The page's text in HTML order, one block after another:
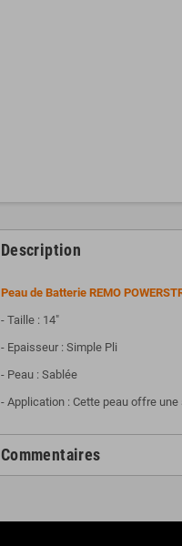
Description
Peau de Batterie REMO
- Taille : 14"
- Epaisseur : Simple Pli
- Peau : Sablée
- Application : Cette peau offre
Commentaires